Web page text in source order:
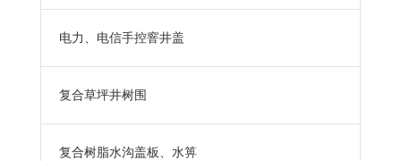
电力、电信手控窨井盖
复合草坪井树围
复合树脂水沟盖板、水箅